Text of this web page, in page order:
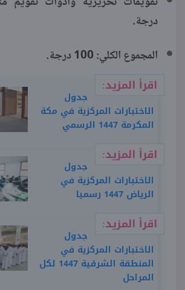
درجة.
المجموع الكلي: 100 درجة.
اقرأ المزيد:
جدول
الاختبارات المركزية في مكة
المكرمة 1447 الرسمي
اقرأ المزيد:
جدول
الاختبارات المركزية في
الرياض 1447 رسميا
اقرأ المزيد:
جدول
الاختبارات المركزية في
المنطقة الشرقية 1447 لكل
المراحل